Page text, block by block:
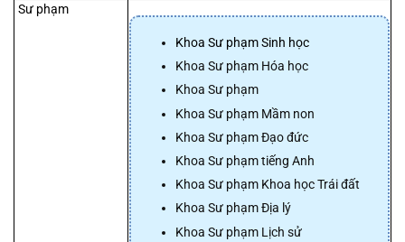
Sư phạm
Khoa Sư phạm Sinh học
Khoa Sư phạm Hóa học
Khoa Sư phạm
Khoa Sư phạm Mầm non
Khoa Sư phạm Đạo đức
Khoa Sư phạm tiếng Anh
Khoa Sư phạm Khoa học Trái đất
Khoa Sư phạm Địa lý
Khoa Sư phạm Lịch sử